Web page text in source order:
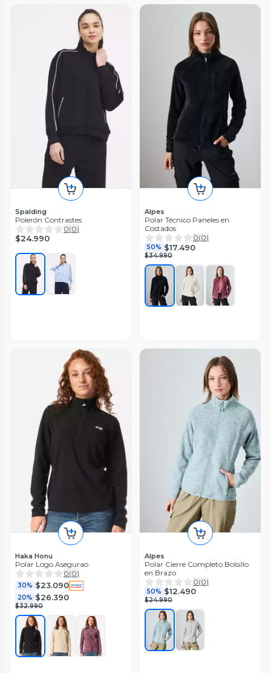
Spalding
Polerón Contrastes
0(0)
$24.990
Alpes
Polar Técnico Paneles en
Costados
0(0)
50% $17.490
$34.990
Haka Honu
Polar Logo Asegurao
0(0)
30% $23.090
20% $26.390
$32.990
Alpes
Polar Cierre Completo Bolsillo
en Brazo
0(0)
50% $12.490
$24.990